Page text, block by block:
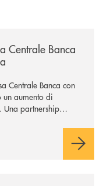
Centrale Banca
Centrale Banca con
aumento di
partnership
ampliare l’offerta e